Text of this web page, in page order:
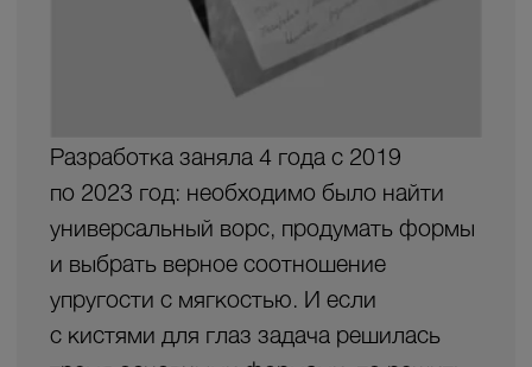
отличаются несколько кистей для тона
и для нанесения румян и скульпторов.
Для тех, кто не красит глаза — есть
наборы только для кожи. И так же —
В 2026 году появилась коллекция для тех, кто
хочет сократить количество кистей и брать
только необходимые в путешествие, для
сборов «на бегу», на работу, в машине,
поправить мейк на мероприятии: Тревел
набор с 5 кисточками в футляре
с зеркальцем. И 2 новые формы —
выдвижные кисти для пудры и тона, которые